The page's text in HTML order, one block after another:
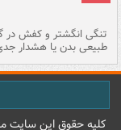
تنگی انگشتر و کفش در
طبیعی بدن یا هشدار
کليه حقوق اين سايت